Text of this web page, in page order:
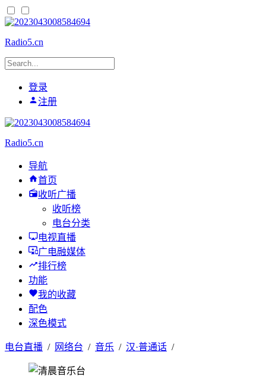
Radio5.cn
登录
注册
Radio5.cn
导航
首页
收听广播
收听榜
电台分类
电视直播
广电融媒体
排行榜
功能
我的收藏
配色
深色模式
电台直播 / 网络台 / 音乐 / 汉·普通话 /